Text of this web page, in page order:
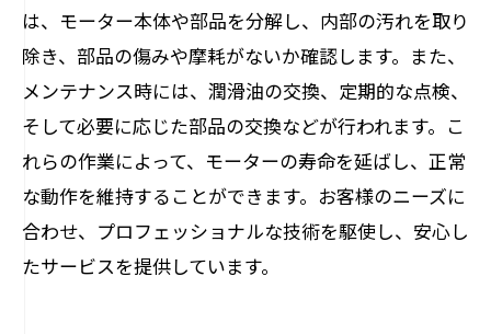
は、モーター本体や部品を分解し、内部の汚れを取り
除き、部品の傷みや摩耗がないか確認します。また、
メンテナンス時には、潤滑油の交換、定期的な点検、
そして必要に応じた部品の交換などが行われます。こ
れらの作業によって、モーターの寿命を延ばし、正常
な動作を維持することができます。お客様のニーズに
合わせ、プロフェッショナルな技術を駆使し、安心し
たサービスを提供しています。